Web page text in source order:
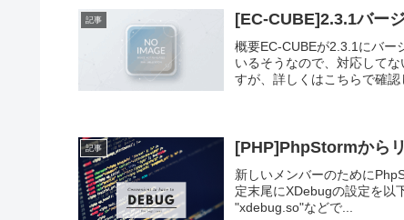
記事 [EC-CUBE]2.3.1バー
概要EC-CUBEが2.3.1にバー
いるそうなので、対応して
すが、詳しくはこちらで確
記事 [PHP]PhpStormから
新しいメンバーのために
定末尾にXDebugの設定を以
"xdebug.so"などで...